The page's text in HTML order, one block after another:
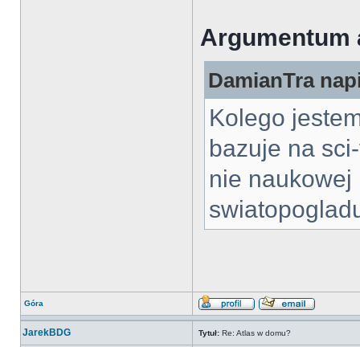
Argumentum
DamianTra
Kolego
bazuje na
nie
Góra
JarekBDG Tytuł: Re: Atlas w domu?